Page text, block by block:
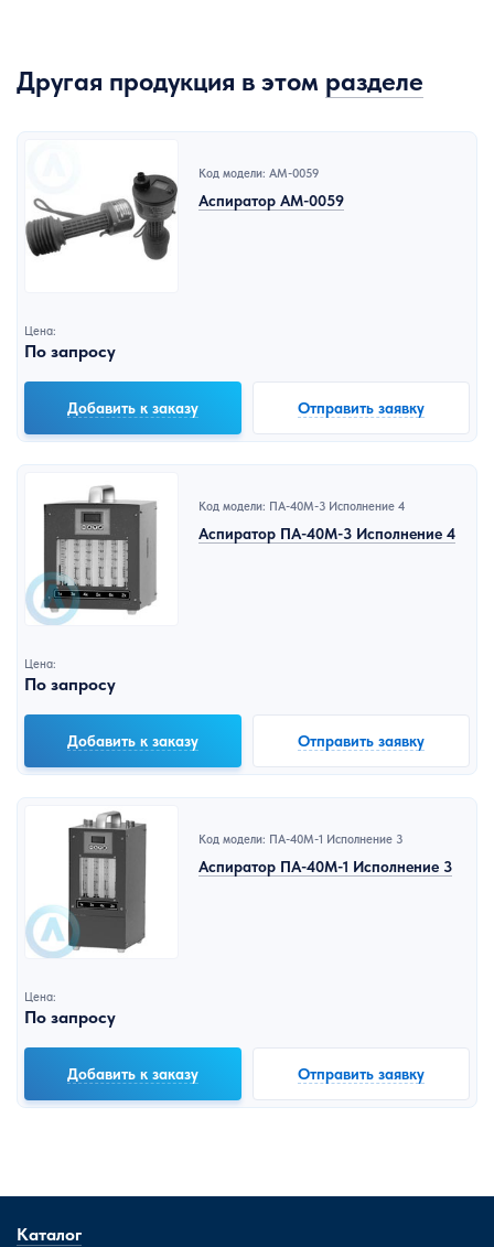
Другая продукция в этом разделе
Код модели: АМ-0059
Аспиратор АМ-0059
Цена:
По запросу
Добавить к заказу Отправить заявку
Код модели: ПА-40М-3 Исполнение 4
Аспиратор ПА-40М-3 Исполнение 4
Цена:
По запросу
Добавить к заказу Отправить заявку
Код модели: ПА-40М-1 Исполнение 3
Аспиратор ПА-40М-1 Исполнение 3
Цена:
По запросу
Добавить к заказу Отправить заявку
Каталог